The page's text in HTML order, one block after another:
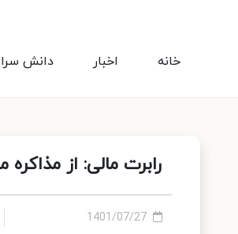
دانش سرا اخبار خانه
رابرت مالی: از
1401/07/27